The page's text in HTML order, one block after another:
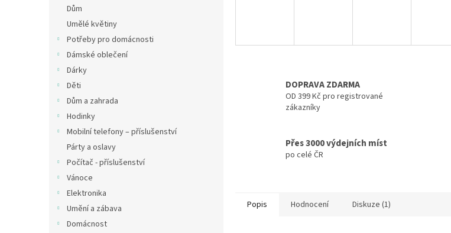
Dům
Umělé květiny
Potřeby pro domácnosti
Dámské oblečení
Dárky
Děti
Dům a zahrada
Hodinky
Mobilní telefony – příslušenství
Párty a oslavy
Počítač - příslušenství
Vánoce
Elektronika
Umění a zábava
Domácnost
DOPRAVA ZDARMA
OD 399 Kč pro registrované
zákazníky
Přes 3000 výdejních míst
po celé ČR
Popis Hodnocení Diskuze (1)